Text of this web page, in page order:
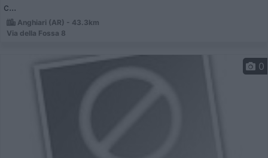
c...
Anghiari (AR) - 43.3km
Via della Fossa 8
0